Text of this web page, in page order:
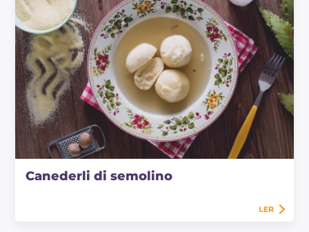
Canederli di semolino
LER